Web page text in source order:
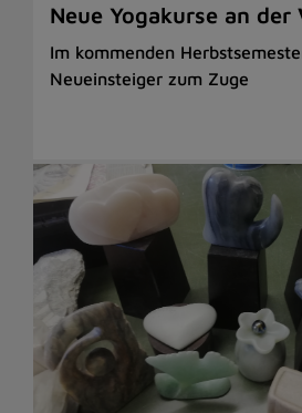
Neue Yogakurse an der
Im kommenden
Neueinsteiger zum Zuge